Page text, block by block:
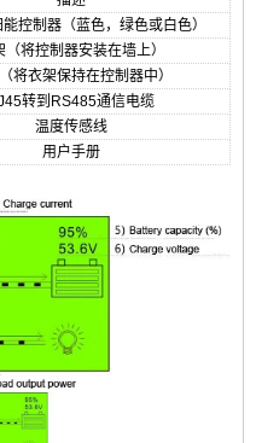
控制器（蓝色，绿色或白色）
（将控制器安装在墙上）
（将衣架保持在控制器中）
转到RS485通信电缆
温度传感线
用户手册